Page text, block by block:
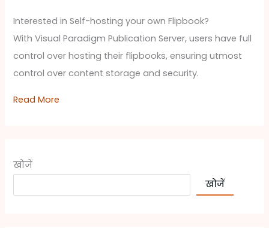
Interested in Self-hosting your own Flipbook?
With Visual Paradigm Publication Server, users have full
control over hosting their flipbooks, ensuring utmost
control over content storage and security.
Read More
खोजें
खोजें